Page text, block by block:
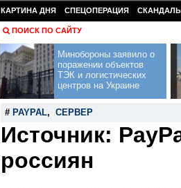
КАРТИНА ДНЯ СПЕЦОПЕРАЦИЯ
ПОИСК ПО САЙТУ
Минобороны заявило о
поражении объектов
ТЭК и логистических
центров на Украине
# PAYPAL, СЕРВЕР
Источник:
россиян